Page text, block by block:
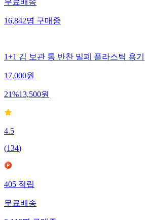
무료배송
16,842명구매중
1+1 김 보관 통 반찬 밀폐 플라스틱 용기
17,000원
21%13,500원
4.5
(134)
405적립
무료배송